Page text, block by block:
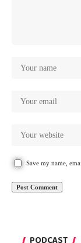
Save my name,